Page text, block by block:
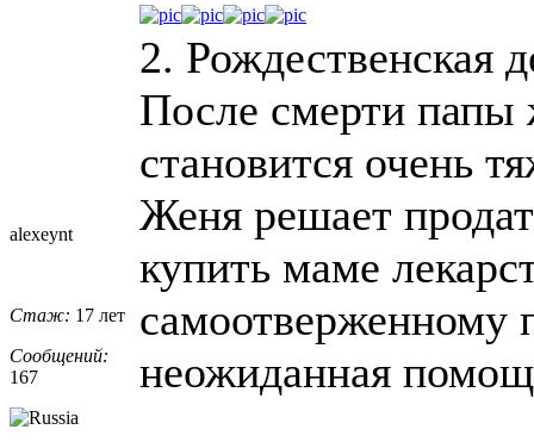
alexeynt
Стаж: 17 лет
Сообщений:
167
2. Рождественская
После смерти папы
становится очень
Женя решает
купить маме
самоотверженному
неожиданная